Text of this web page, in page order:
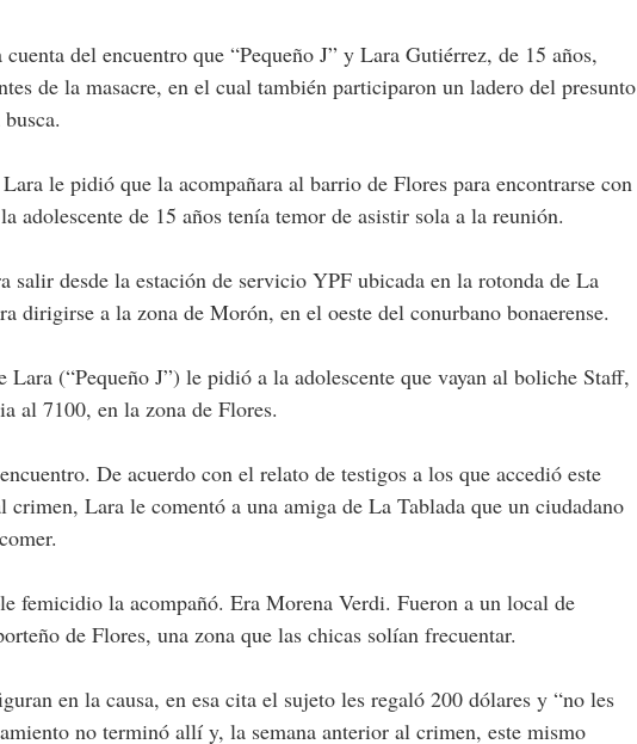
del encuentro que “Pequeño J” y Lara Gutiérrez, de 15 años,
de la masacre, en el cual también participaron un ladero del presunto
le pidió que la acompañara al barrio de Flores para encontrarse con
adolescente de 15 años tenía temor de asistir sola a la reunión.
salir desde la estación de servicio YPF ubicada en la rotonda de La
dirigirse a la zona de Morón, en el oeste del conurbano bonaerense.
(“Pequeño J”) le pidió a la adolescente que vayan al boliche Staff,
al 7100, en la zona de Flores.
De acuerdo con el relato de testigos a los que accedió este
Lara le comentó a una amiga de La Tablada que un ciudadano
femicidio la acompañó. Era Morena Verdi. Fueron a un local de
de Flores, una zona que las chicas solían frecuentar.
en la causa, en esa cita el sujeto les regaló 200 dólares y “no les
no terminó allí y, la semana anterior al crimen, este mismo